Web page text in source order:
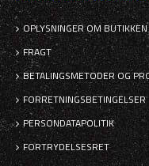
OPLYSNINGER OM BUTIKKEN
FRAGT
BETALINGSMETODER OG
FORRETNINGSBETINGELSER
PERSONDATAPOLITIK
FORTRYDELSESRET